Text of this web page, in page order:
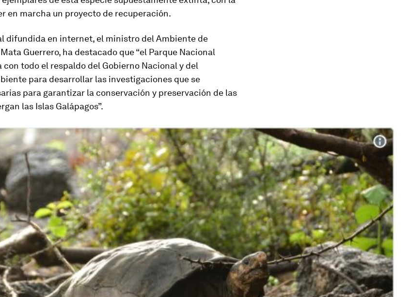
en marcha un proyecto de recuperación.
difundida en internet, el ministro del Ambiente de
Guerrero, ha destacado que “el Parque Nacional
con todo el respaldo del Gobierno Nacional y del
para desarrollar las investigaciones que se
para garantizar la conservación y preservación de las
las Islas Galápagos”.